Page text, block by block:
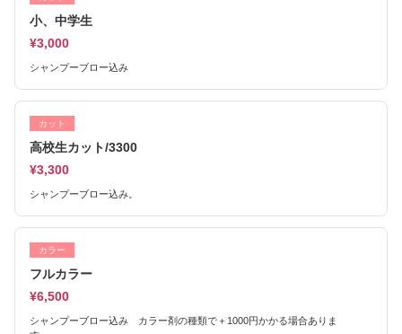
小、中学生
¥3,000
シャンプーブロー込み
カット
高校生カット/3300
¥3,300
シャンプーブロー込み。
カラー
フルカラー
¥6,500
シャンプーブロー込み カラー剤の種類で＋1000円かかる場合ありま